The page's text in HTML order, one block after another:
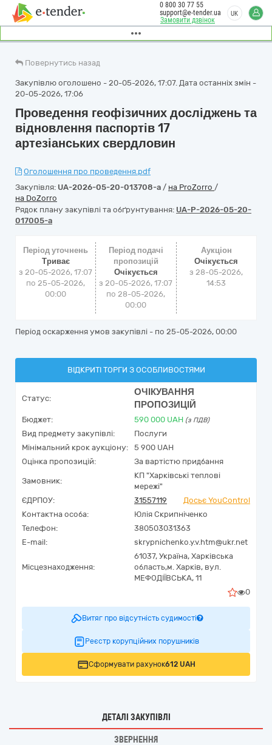
Замовити дзвінок
0 800 30 77 55
support@e-tender.ua
UK
Повернутись назад
Закупівлю оголошено - 20-05-2026, 17:07. Дата останніх змін -
20-05-2026, 17:06
Проведення геофізичних досліджень та
відновлення паспортів 17
артезіанських свердловин
Оголошення про проведення.pdf
Закупівля: UA-2026-05-20-013708-a / на ProZorro /
на DoZorro
Рядок плану закупівлі та обґрунтування: UA-P-2026-05-20-
017005-a
Період уточнень
Триває
з 20-05-2026, 17:07
по 25-05-2026,
00:00
Період подачі
пропозицій
Очікується
з 20-05-2026, 17:07
по 28-05-2026,
00:00
Аукціон
Очікується
з28-05-2026,
14:53
Період оскарження умов закупівлі - по 25-05-2026, 00:00
ВІДКРИТІ ТОРГИ З ОСОБЛИВОСТЯМИ
Статус:
ОЧІКУВАННЯ
ПРОПОЗИЦІЙ
Бюджет: 590 000 UAH (з ПДВ)
Вид предмету закупівлі:
Послуги
Мінімальний крок аукціону:
5 900 UAH
Оцінка пропозицій:
За вартістю придбання
Замовник:
КП "Харківські теплові
мережі"
ЄДРПОУ:
31557119
Досьє YouControl
Контактна особа:
Юлія Скрипніченко
Телефон:
380503031363
E-mail:
skrypnichenko.y.v.htm@ukr.net
Місцезнаходження:
61037, Україна, Харківська
область,м. Харків, вул.
МЕФОДІЇВСЬКА, 11
0
Витяг про відсутність судимості
Реєстр корупційних порушників
Сформувати рахунок612 UAH
ДЕТАЛІ ЗАКУПІВЛІ
ЗВЕРНЕННЯ